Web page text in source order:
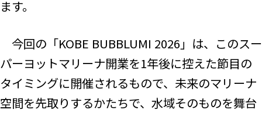
ます。
今回の「KOBE BUBBLUMI 2026」は、このスー
パーヨットマリーナ開業を1年後に控えた節目の
タイミングに開催されるもので、未来のマリーナ
空間を先取りするかたちで、水域そのものを舞台